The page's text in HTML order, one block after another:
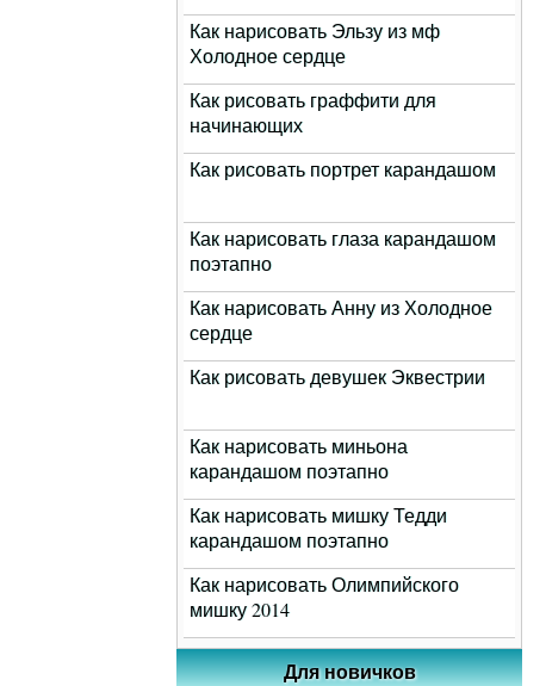
Как нарисовать Эльзу из мф
Холодное сердце
Как рисовать граффити для
начинающих
Как рисовать портрет карандашом
Как нарисовать глаза карандашом
поэтапно
Как нарисовать Анну из Холодное
сердце
Как рисовать девушек Эквестрии
Как нарисовать миньона
карандашом поэтапно
Как нарисовать мишку Тедди
карандашом поэтапно
Как нарисовать Олимпийского
мишку 2014
Для новичков